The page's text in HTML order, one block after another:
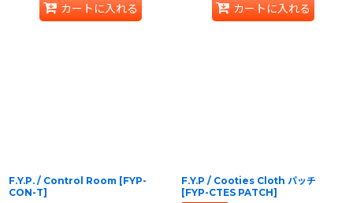
カートに入れる カートに入れる
F.Y.P. / Control Room [FYP-
CON-T]
F.Y.P / Cooties Cloth パッチ
[FYP-CTES PATCH]